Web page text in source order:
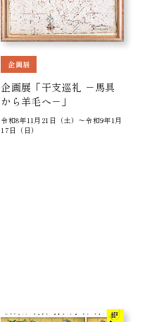
企画展
企画展「干支巡礼 －馬具
から羊毛へ－」
令和8年11月21日（土）～令和9年1月
17日（日）